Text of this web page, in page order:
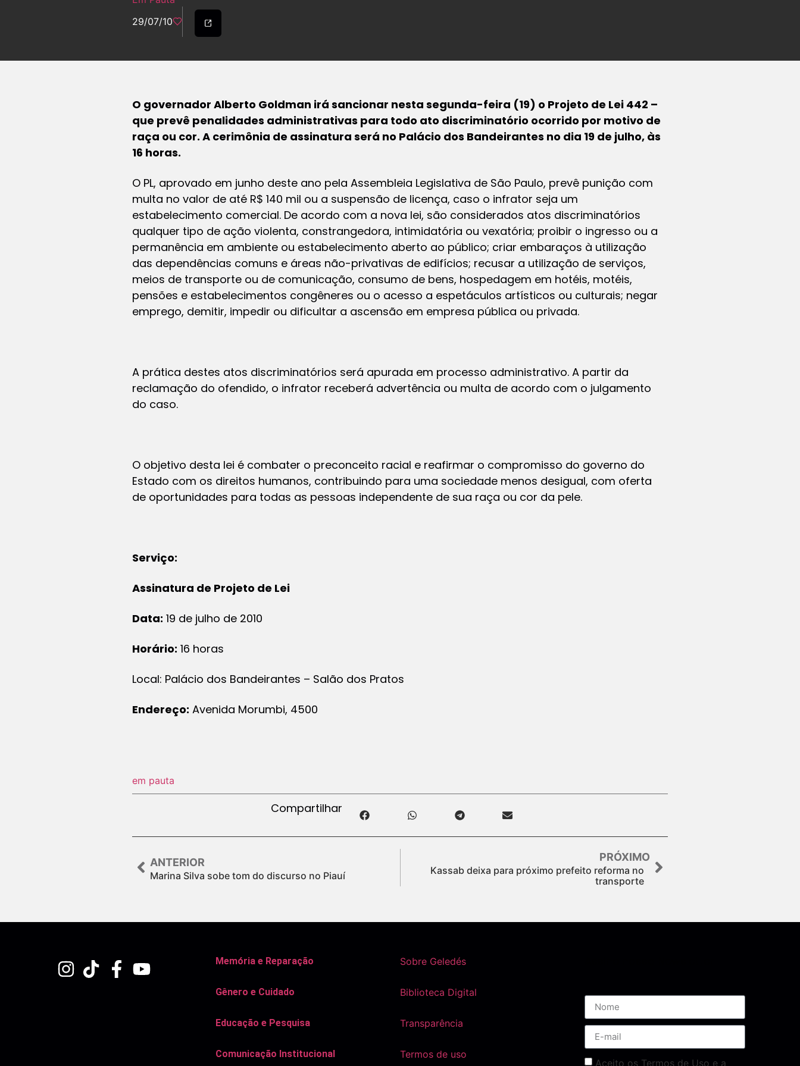
29/07/10
O governador Alberto Goldman irá sancionar nesta segunda-feira (19) o Projeto de Lei 442 –
que prevê penalidades administrativas para todo ato discriminatório ocorrido por motivo de
raça ou cor. A cerimônia de assinatura será no Palácio dos Bandeirantes no dia 19 de julho, às
16 horas.
O PL, aprovado em junho deste ano pela Assembleia Legislativa de São Paulo, prevê punição com
multa no valor de até R$ 140 mil ou a suspensão de licença, caso o infrator seja um
estabelecimento comercial. De acordo com a nova lei, são considerados atos discriminatórios
qualquer tipo de ação violenta, constrangedora, intimidatória ou vexatória; proibir o ingresso ou a
permanência em ambiente ou estabelecimento aberto ao público; criar embaraços à utilização
das dependências comuns e áreas não-privativas de edifícios; recusar a utilização de serviços,
meios de transporte ou de comunicação, consumo de bens, hospedagem em hotéis, motéis,
pensões e estabelecimentos congêneres ou o acesso a espetáculos artísticos ou culturais; negar
emprego, demitir, impedir ou dificultar a ascensão em empresa pública ou privada.
A prática destes atos discriminatórios será apurada em processo administrativo. A partir da
reclamação do ofendido, o infrator receberá advertência ou multa de acordo com o julgamento
do caso.
O objetivo desta lei é combater o preconceito racial e reafirmar o compromisso do governo do
Estado com os direitos humanos, contribuindo para uma sociedade menos desigual, com oferta
de oportunidades para todas as pessoas independente de sua raça ou cor da pele.
Serviço:
Assinatura de Projeto de Lei
Data: 19 de julho de 2010
Horário: 16 horas
Local: Palácio dos Bandeirantes – Salão dos Pratos
Endereço: Avenida Morumbi, 4500
em pauta
Compartilhar
ANTERIOR
Marina Silva sobe tom do discurso no Piauí
PRÓXIMO
Kassab deixa para próximo prefeito reforma no
transporte
Memória e Reparação
Gênero e Cuidado
Educação e Pesquisa
Comunicação Institucional
Sobre Geledés
Biblioteca Digital
Transparência
Termos de uso
Aceito os Termos de Uso e a